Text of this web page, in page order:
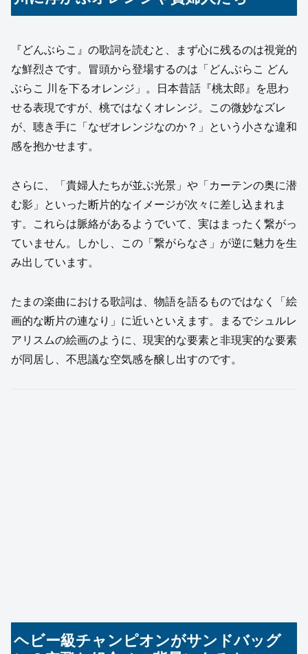
『どんぶらこ』の歌詞を読むと、まず心に残るのは視覚的
な鮮烈さです。冒頭から登場するのは「どんぶらこ どん
ぶらこ 川を下るオレンジ」。日本昔話『桃太郎』を思わ
せる表現ですが、桃ではなくオレンジ。この微妙なズレ
が、聴き手に「なぜオレンジなのか？」という小さな違和
感を抱かせます。
さらに、「貴婦人たちが並ぶ光景」や「カーテンの奥に潜
む影」といった断片的なイメージが次々に差し込まれま
す。これらは脈絡があるようでいて、実はまったく繋がっ
ていません。しかし、この「繋がらなさ」が逆に魅力を生
み出しています。
たまの楽曲における歌詞は、物語を語るものではなく「絵
画的な断片の連なり」に近いといえます。まるでシュルレ
アリスムの絵画のように、現実的な要素と非現実的な要素
が同居し、不思議な空気感を醸し出すのです。
ヘビー級チャンピオンがサンドバッグ